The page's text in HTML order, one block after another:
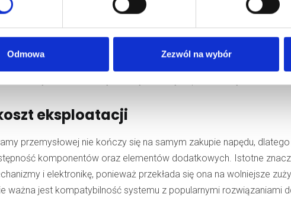
Odmowa Zezwól na wybór
do bram przemysłowych z systemami inteligentnego domu.
w określonych godzinach lub w reakcji na określone zdarzenia, takie
może wiązać się z większymi kosztami instalacji.
być dostosowany do indywidualnych potrzeb użytkownika.
eksploatacji
przemysłowej nie kończy się na samym zakupie napędu,
komponentów oraz elementów dodatkowych. Istotne
i elektronikę, ponieważ przekłada się ona na wolniejsze
ważna jest kompatybilność systemu z popularnymi rozwiązaniami